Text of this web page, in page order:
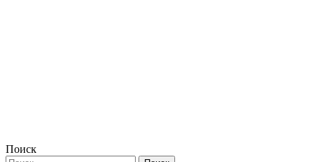
Поиск